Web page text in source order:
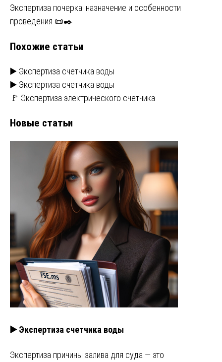
записям
Экспертиза почерка: назначение и особенности
проведения 📜✒️
Похожие статьи
▶️ Экспертиза счетчика воды
▶️ Экспертиза счетчика воды
🚩 Экспертиза электрического счетчика
Новые статьи
▶️ Экспертиза счетчика воды
Экспертиза причины залива для суда — это